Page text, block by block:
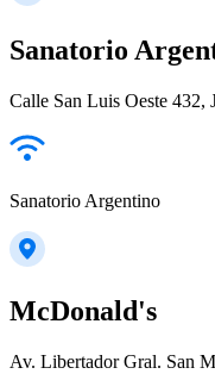
Sanatorio
Calle San Luis Oeste 432,
Sanatorio Argentino
McDonald's
Av. Libertador Gral. San